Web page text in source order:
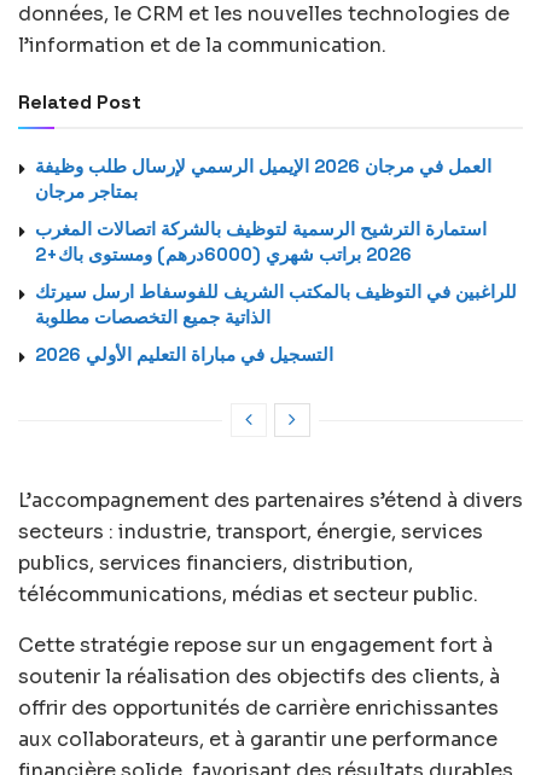
données, le CRM et les nouvelles technologies de
l’information et de la communication.
Related Post
العمل في مرجان 2026 الإيميل الرسمي لإرسال طلب وظيفة
بمتاجر مرجان
استمارة الترشيح الرسمية لتوظيف بالشركة اتصالات المغرب
2026 براتب شهري (6000درهم) ومستوى باك+2
للراغبين في التوظيف بالمكتب الشريف للفوسفاط ارسل سيرتك
الذاتية جميع التخصصات مطلوبة
التسجيل في مباراة التعليم الأولي 2026
L’accompagnement des partenaires s’étend à divers
secteurs : industrie, transport, énergie, services
publics, services financiers, distribution,
télécommunications, médias et secteur public.
Cette stratégie repose sur un engagement fort à
soutenir la réalisation des objectifs des clients, à
offrir des opportunités de carrière enrichissantes
aux collaborateurs, et à garantir une performance